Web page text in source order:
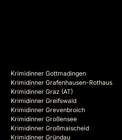
Krimidinner Gottmadingen
Krimidinner Grafenhausen-Rothaus
Krimidinner Graz (AT)
Krimidinner Greifswald
Krimidinner Grevenbroich
Krimidinner Großensee
Krimidinner Großmaischeid
Krimidinner Gründau